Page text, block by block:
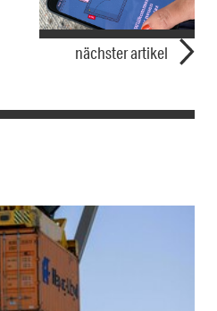
nächster artikel